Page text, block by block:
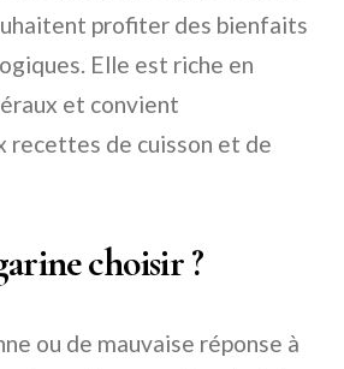
profiter des bienfaits
Elle est riche en
et convient
recettes de cuisson et de
choisir ?
ou de mauvaise réponse à